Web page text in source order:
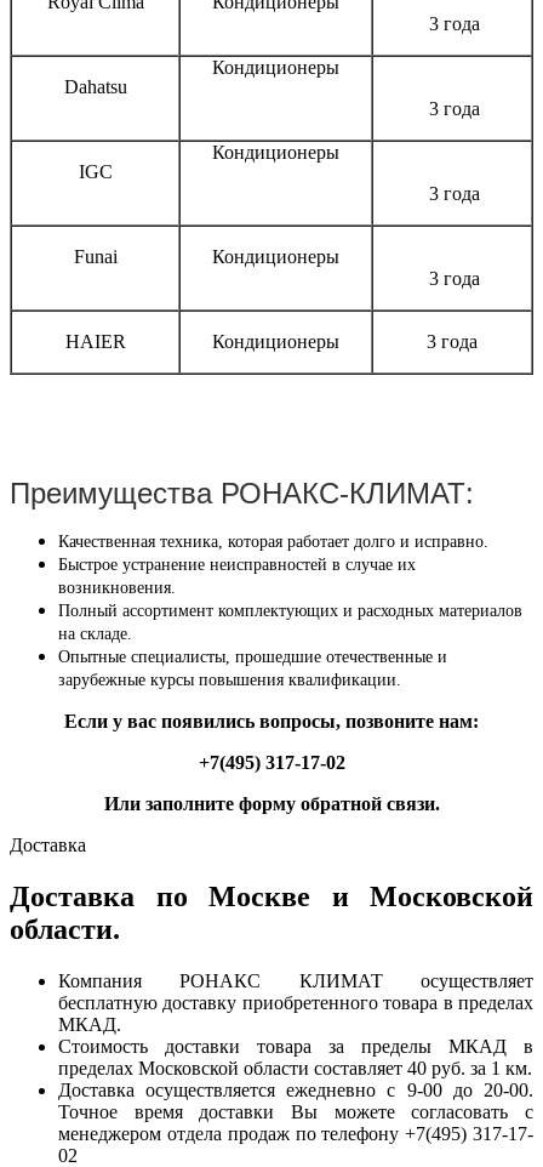
3 года
Dahatsu
Кондиционеры
3 года
IGC
Кондиционеры
3 года
Funai
Кондиционеры
3 года
HAIER Кондиционеры 3 года
Преимущества РОНАКС-КЛИМАТ:
Качественная техника, которая работает долго и исправно.
Быстрое устранение неисправностей в случае их
возникновения.
Полный ассортимент комплектующих и расходных материалов
на складе.
Опытные специалисты, прошедшие отечественные и
зарубежные курсы повышения квалификации.
Если у вас появились вопросы, позвоните нам:
+7(495) 317-17-02
Или заполните форму обратной связи.
Доставка
Доставка по Москве и Московской
области.
Компания РОНАКС КЛИМАТ осуществляет
бесплатную доставку приобретенного товара в пределах
МКАД.
Стоимость доставки товара за пределы МКАД в
пределах Московской области составляет 40 руб. за 1 км.
Доставка осуществляется ежедневно с 9-00 до 20-00.
Точное время доставки Вы можете согласовать с
менеджером отдела продаж по телефону +7(495) 317-17-
02